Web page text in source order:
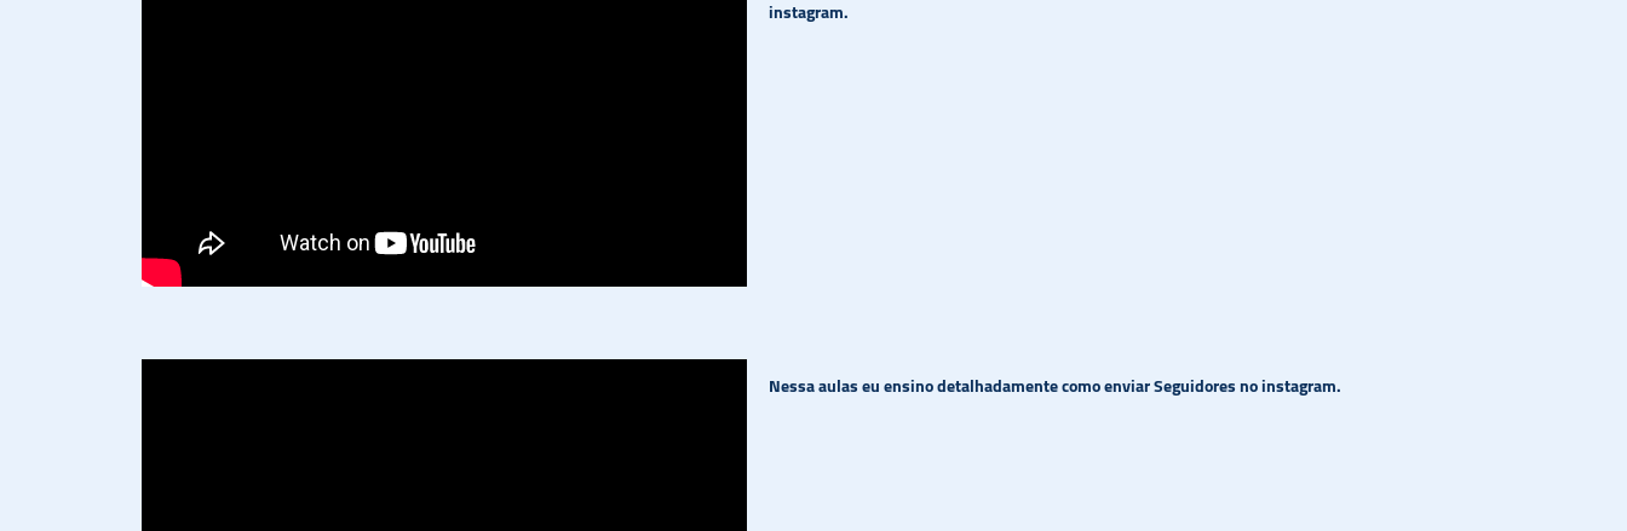
instagram.
Nessa aulas eu ensino detalhadamente como enviar Seguidores no instagram.